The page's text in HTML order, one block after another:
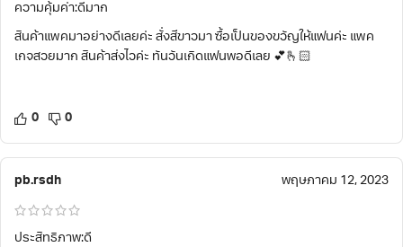
ความคุ้มค่า:ดีมาก
สินค้าแพคมาอย่างดีเลยค่ะ สั่งสีขาวมา ซื้อเป็นของขวัญให้แฟนค่ะ แพค
เกจสวยมาก สินค้าส่งไวค่ะ ทันวันเกิดแฟนพอดีเลย 💕🫰🏻
0 0
pb.rsdh พฤษภาคม 12, 2023
ประสิทธิภาพ:ดี